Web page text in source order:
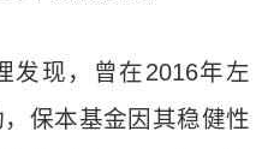
发现，曾在2016年左
保本基金因其稳健性